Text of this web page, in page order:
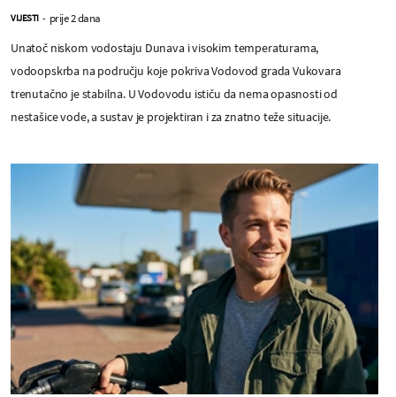
VIJESTI - prije 2 dana
Unatoč niskom vodostaju Dunava i visokim temperaturama,
vodoopskrba na području koje pokriva Vodovod grada Vukovara
trenutačno je stabilna. U Vodovodu ističu da nema opasnosti od
nestašice vode, a sustav je projektiran i za znatno teže situacije.